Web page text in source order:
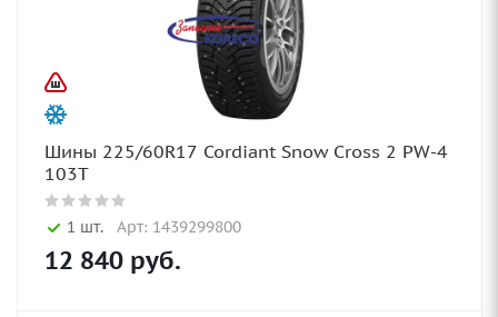
Шины 225/60R17 Cordiant Snow Cross 2 PW-4
103T
1 шт. Арт: 1439299800
12 840 руб.